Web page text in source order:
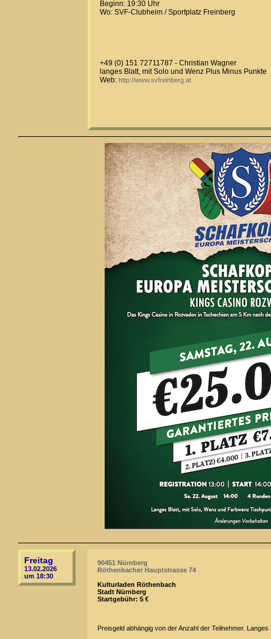
Beginn: 19:30 Uhr
Wo: SVF-Clubheim / Sportplatz Freinberg
+49 (0) 151 72711787 - Christian Wagner
langes Blatt, mit Solo und Wenz Plus Minus Punkte
Web: http://www.svfreinberg.at
Freitag
13.02.2026
um 18:30
90451 Nürnberg
Röthenbacher Hauptstrasse 74
Kulturladen Röthenbach
Stadt Nürnberg
Startgebühr: 5 €
Preisgeld abhängig von der Anzahl der Teilnehmer. Langes